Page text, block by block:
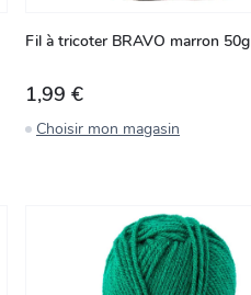
Fil à tricoter BRAVO marron 50g
1,99 €
Choisir mon magasin